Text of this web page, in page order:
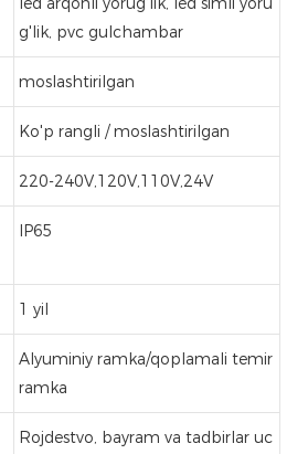
g'lik, pvc gulchambar
moslashtirilgan
Ko'p rangli / moslashtirilgan
220-240V,120V,110V,24V
IP65
1 yil
Alyuminiy ramka/qoplamali temir
ramka
Rojdestvo, bayram va tadbirlar uc